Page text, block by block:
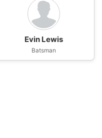
Evin Lewis
Batsman